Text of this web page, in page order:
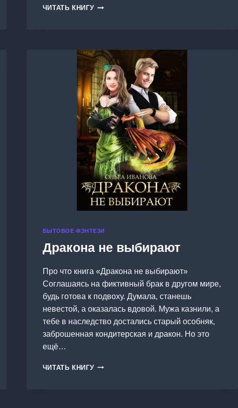
ЧИТАТЬ КНИГУ ОБЛАЧНАЯ
БЫТОВОЕ ФЭНТЕЗИ
Дракона не выбирают
Про что книга «Дракона не выбирают»
Соглашаясь на фиктивный брак в другом мире,
будь готова к подвоху. Думала, станешь
невестой, а оказалась вдовой. Мужа казнили, а
тебе в наследство достались старый особняк,
заброшенная кондитерская и дракон. Но это
ещё…
ЧИТАТЬ КНИГУ ДРАКОНА